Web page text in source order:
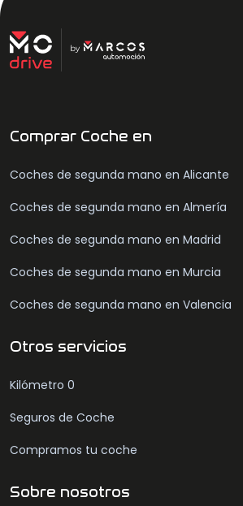
Comprar Coche en
Coches de segunda mano en Alicante
Coches de segunda mano en Almería
Coches de segunda mano en Madrid
Coches de segunda mano en Murcia
Coches de segunda mano en Valencia
Otros servicios
Kilómetro 0
Seguros de Coche
Compramos tu coche
Sobre nosotros